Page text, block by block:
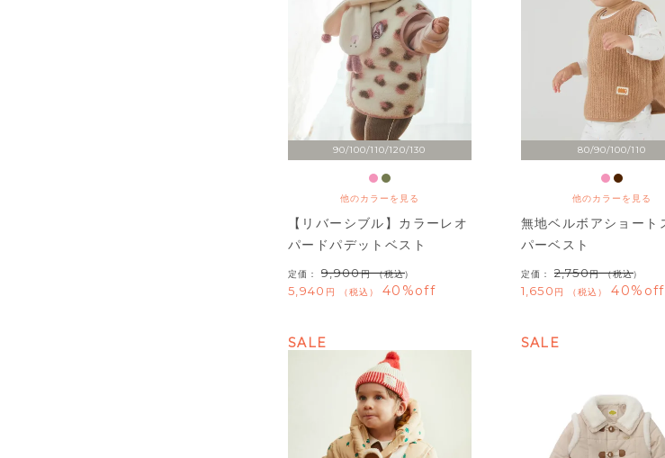
90/100/110/120/130
他のカラーを見る
【リバーシブル】カラーレオ
パードパデットベスト
定価： 9,900 （税込）
5,940 税込 40%off
80/90/100/110
他のカラーを見る
無地ベルボアショート
パーベスト
定価： 2,750 （税込）
1,650 税込 40%off
SALE SALE